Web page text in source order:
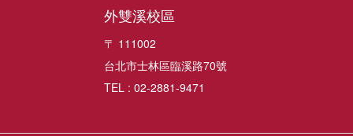
外雙溪校區
〒 111002
台北市士林區臨溪路70號
TEL : 02-2881-9471